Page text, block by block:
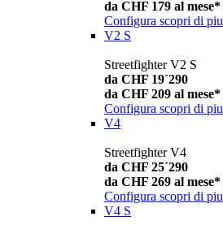
da CHF 179 al mese*
Configura scopri di piu
V2 S
Streetfighter V2 S
da CHF 19´290
da CHF 209 al mese*
Configura scopri di piu
V4
Streetfighter V4
da CHF 25´290
da CHF 269 al mese*
Configura scopri di piu
V4 S